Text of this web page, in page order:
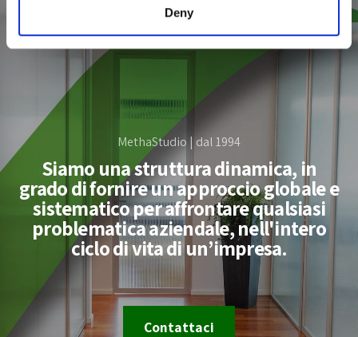
Deny
MethaStudio | dal 1994
Siamo una struttura dinamica, in
grado di fornire un approccio globale e
sistematico per affrontare qualsiasi
problematica aziendale, nell'intero
ciclo di vita di un’impresa.
Contattaci